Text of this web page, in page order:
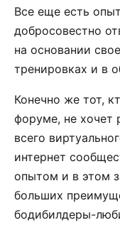
Все еще есть
добросовестно
на основании
тренировках и в
Конечно же тот,
форуме, не хочет
всего
интернет
опытом и в этом
больших
бодибилдеры-